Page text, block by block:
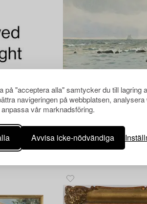
på "acceptera alla" samtycker du till lagring
navigeringen på webbplatsen,
vår marknadsföring.
Avvisa icke-nödvändiga
Anna Palm de Rosa
"Kapelludden, Öland".